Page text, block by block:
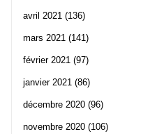
avril 2021 (136)
mars 2021 (141)
février 2021 (97)
janvier 2021 (86)
décembre 2020 (96)
novembre 2020 (106)